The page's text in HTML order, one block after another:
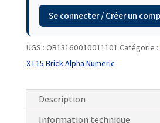
Se connecter / Créer un
UGS : OB13160010011101 Catégorie :
XT15 Brick Alpha Numeric
Description
Information technique